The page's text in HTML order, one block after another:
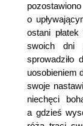
o
ostani
swoich dni
sprowadziło
uosobieniem
swoje
niechęci
a gdzieś